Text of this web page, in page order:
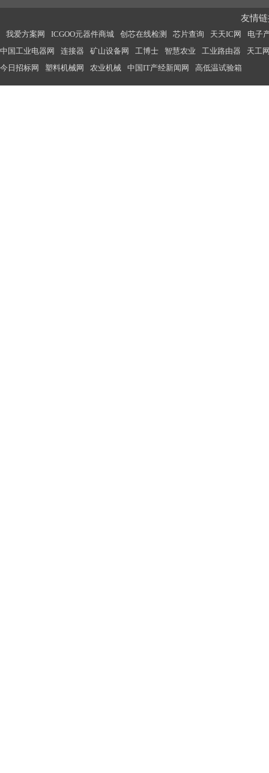
友情
我爱方案网 ICGOO元器件商城 创芯在线检测 芯片查询 天天IC网
电子
中国工业电器网
连接器 矿山设备网 工博士 智慧农业 工业路由器
天工
今日招标网
塑料机械网 农业机械 中国IT产经新闻网 高低温试验箱